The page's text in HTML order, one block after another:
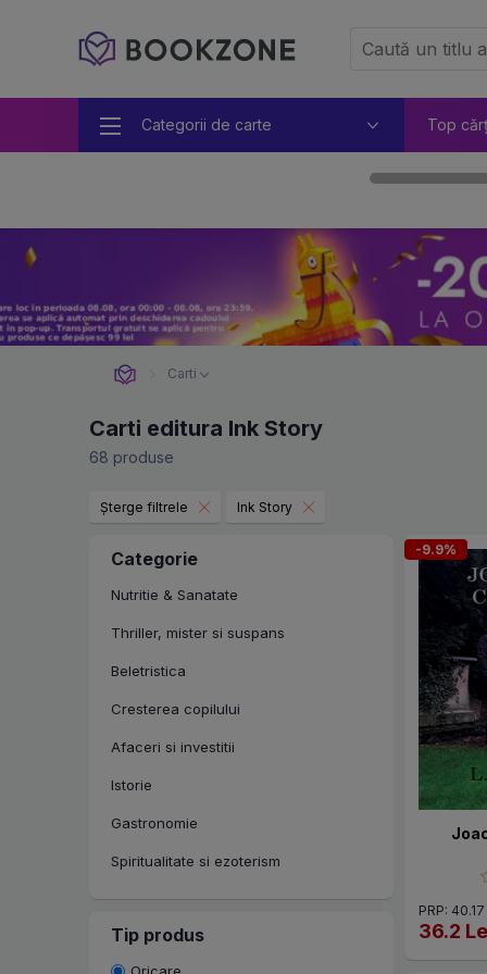
Categorii de carte Top
Carti
Carti editura Ink Story
68 produse
Șterge filtrele Ink Story
Categorie
Nutritie & Sanatate
Thriller, mister si suspans
Beletristica
Cresterea copilului
Afaceri si investitii
Istorie
Gastronomie
Spiritualitate si ezoterism
Manuale scolare si auxiliare
Carti in limbi straine
Tip produs
-9.9%
PRP:
36.2